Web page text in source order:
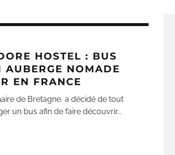
HOSTEL : BUS
AUBERGE NOMADE
EN FRANCE
de Bretagne, a décidé de tout
un bus afin de faire découvrir...